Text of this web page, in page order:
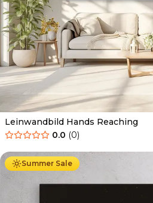
Leinwandbild Hands Reaching
0.0 (0)
Summer Sale
Ab 39.90 € 34.90